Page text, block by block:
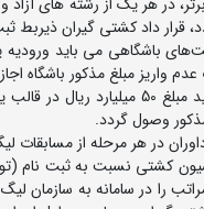
قرار داد کشتی گیران ذیربط
واریز مبلغ مذکور باشگاه
تبصره 6 : هر باشگاه شرکت کننده در
وصول گردد.
کشتی نسبت به ثبت نام
را در سامانه به سازمان